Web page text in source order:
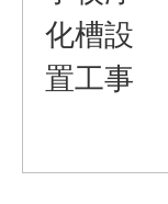
化槽設
置工事